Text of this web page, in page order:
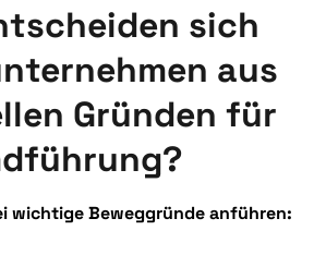
sich
aus
Gründen für
wichtige Beweggründe anführen: